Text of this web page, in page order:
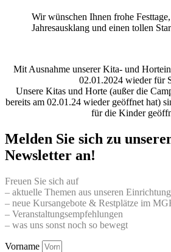
Wir wünschen Ihnen frohe
Jahresausklang und einen tollen
Mit Ausnahme unserer Kita- und
02.01.2024 wieder für
Unsere Kitas und Horte (außer die
bereits am 02.01.24 wieder geöffnet hat)
für die Kinder
Melden Sie sich zu
Newsletter an!
Freuen Sie sich auf
– aktuelle Themen aus unseren
– neue Kursangebote & Restplätze im
– Veranstaltungsempfehlungen
– was uns sonst noch so bewegt
Vorname